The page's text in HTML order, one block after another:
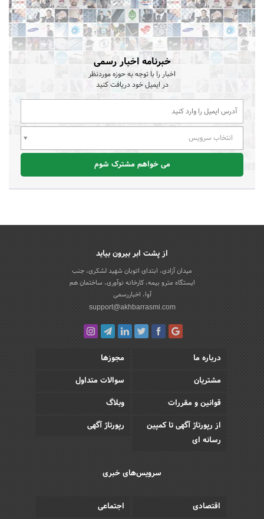
خبرنامه اخبار رسمی
اخبار را با توجه به حوزه موردنظر
در ایمیل خود دریافت کنید
انتخاب سرویس
می خواهم مشترک شوم
از پشت ابر بیرون بیاید
میدان آزادی، ابتدای اتوبان شهید لشکری، جنب
ایستگاه مترو بیمه، کارخانه نوآوری، ساختمان هم
آوا، اخباررسمی
support@akhbarrasmi.com
درباره ما
مجوزها
مشتریان
سوالات متداول
قوانین و مقررات
وبلاگ
از رپورتاژ آگهی تا کمپین
رسانه ای
رپورتاژ آگهی
سرویس‌های خبری
اقتصادی اجتماعی